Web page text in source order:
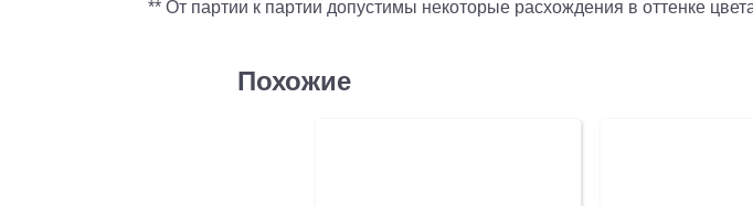
** От партии к партии допустимы некоторые расхождения в оттенке
Похожие